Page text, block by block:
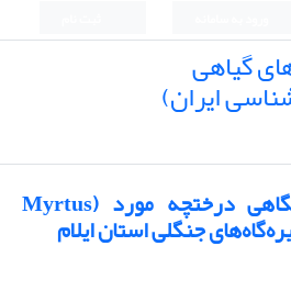
گیاهی
ایران)
برخی نیازهای رویشگاهی درختچه مورد (Myrtus